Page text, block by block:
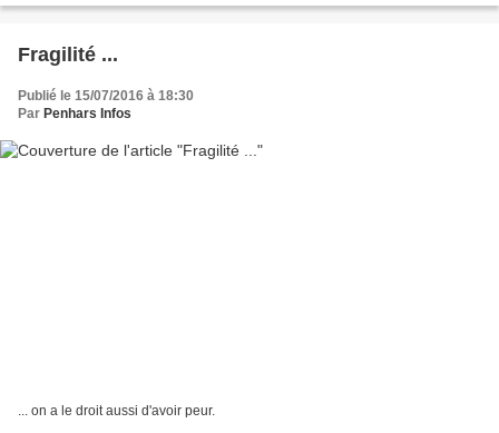
Fragilité ...
Publié le 15/07/2016 à 18:30
Par Penhars Infos
... on a le droit aussi d'avoir peur.